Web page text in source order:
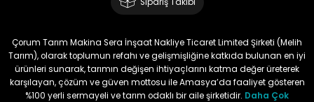
anda süs yoncasıyla ektim.
Bunun akibeti 2024 yazına belli
olacak
S... Ö... | 23/01/2024
Çorum Tarım Makina Sera İnşaat Nakliye Ticaret Limited Şirketi (Melih
Tarım), olarak toplumun refahı ve gelişmişliğine katkıda bulunan en iyi
ürünleri sunarak, tarımın değişen ihtiyaçlarını katma değer üreterek
karşılayan, çözüm ve güven mottosu ile Amasya’da faaliyet gösteren
%100 yerli sermayeli ve tarım odaklı bir aile şirketidir. Daha Çok